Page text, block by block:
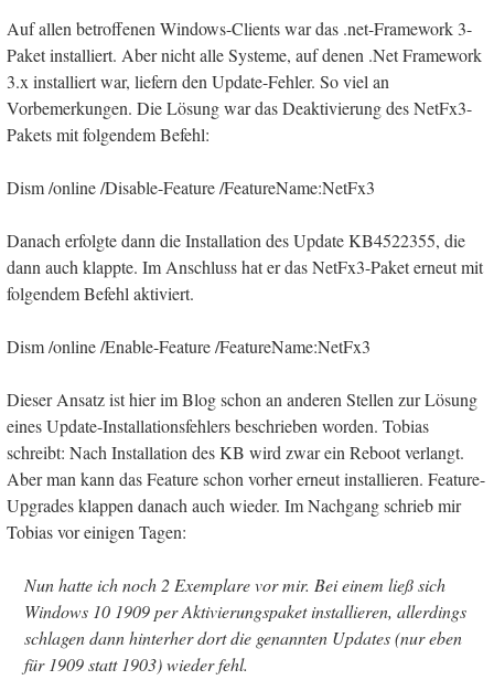
Auf allen betroffenen Windows-Clients war das .net-Framework 3-
Paket installiert. Aber nicht alle Systeme, auf denen .Net Framework
3.x installiert war, liefern den Update-Fehler. So viel an
Vorbemerkungen. Die Lösung war das Deaktivierung des NetFx3-
Pakets mit folgendem Befehl:
Dism /online /Disable-Feature /FeatureName:NetFx3
Danach erfolgte dann die Installation des Update KB4522355, die
dann auch klappte. Im Anschluss hat er das NetFx3-Paket erneut mit
folgendem Befehl aktiviert.
Dism /online /Enable-Feature /FeatureName:NetFx3
Dieser Ansatz ist hier im Blog schon an anderen Stellen zur Lösung
eines Update-Installationsfehlers beschrieben worden. Tobias
schreibt: Nach Installation des KB wird zwar ein Reboot verlangt.
Aber man kann das Feature schon vorher erneut installieren. Feature-
Upgrades klappen danach auch wieder. Im Nachgang schrieb mir
Tobias vor einigen Tagen:
Nun hatte ich noch 2 Exemplare vor mir. Bei einem ließ sich
Windows 10 1909 per Aktivierungspaket installieren, allerdings
schlagen dann hinterher dort die genannten Updates (nur eben
für 1909 statt 1903) wieder fehl.